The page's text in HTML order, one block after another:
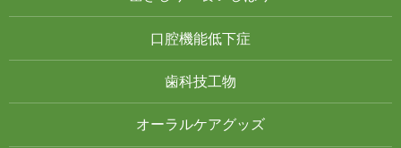
口腔機能低下症
歯科技工物
オーラルケアグッズ